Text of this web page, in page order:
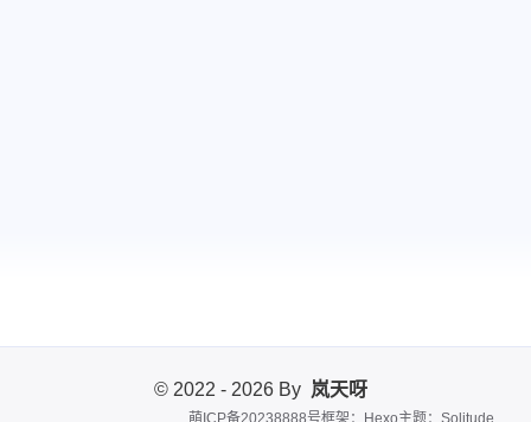
© 2022 - 2026 By 岚天呀
萌ICP备20238888号框架：Hexo主题：Solitude